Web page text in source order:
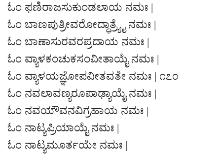
ಓಂ ಫಣಿರಾಜಸುಕುಂಡಲಾಯ ನಮಃ |
ಓಂ ಬಾಣಪುತ್ರೀವರೋದ್ಧಾತ್ರ್ಯೈ ನಮಃ |
ಓಂ ಬಾಣಾಸುರವರಪ್ರದಾಯ ನಮಃ |
ಓಂ ವ್ಯಾಳಕಂಚುಕಸಂವೀತಾಯೈ ನಮಃ |
ಓಂ ವ್ಯಾಳಯಜ್ಞೋಪವೀತವತೇ ನಮಃ | ೧೭೦
ಓಂ ನವಲಾವಣ್ಯರೂಪಾಢ್ಯಾಯೈ ನಮಃ |
ಓಂ ನವಯೌವನವಿಗ್ರಹಾಯ ನಮಃ |
ಓಂ ನಾಟ್ಯಪ್ರಿಯಾಯೈ ನಮಃ |
ಓಂ ನಾಟ್ಯಮೂರ್ತಯೇ ನಮಃ |